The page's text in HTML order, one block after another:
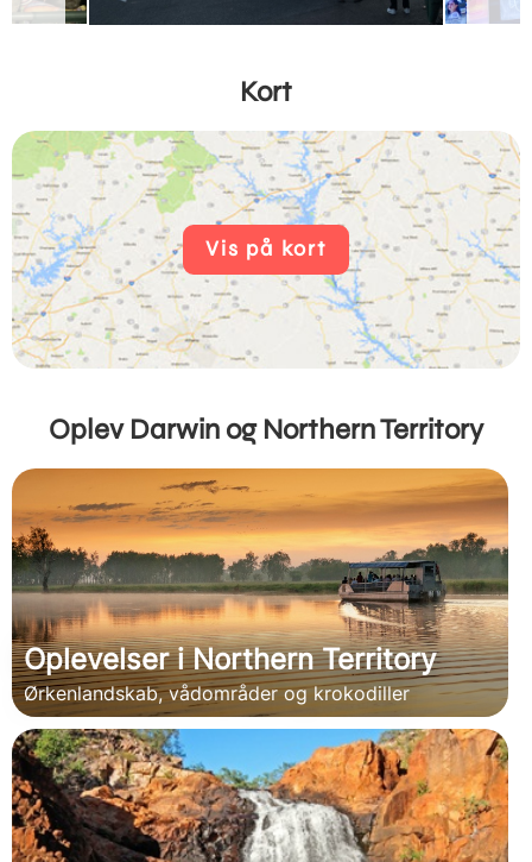
Kort
Vis på kort
Oplev Darwin og Northern Territory
Oplevelser i Northern Territory
Ørkenlandskab, vådområder og krokodiller